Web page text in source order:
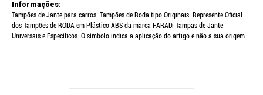
Informações:
Tampões de Jante para carros. Tampões de Roda tipo Originais. Represente Oficial
dos Tampões de RODA em Plástico ABS da marca FARAD. Tampas de Jante
Universais e Específicos. O símbolo indica a aplicação do artigo e não a sua origem.